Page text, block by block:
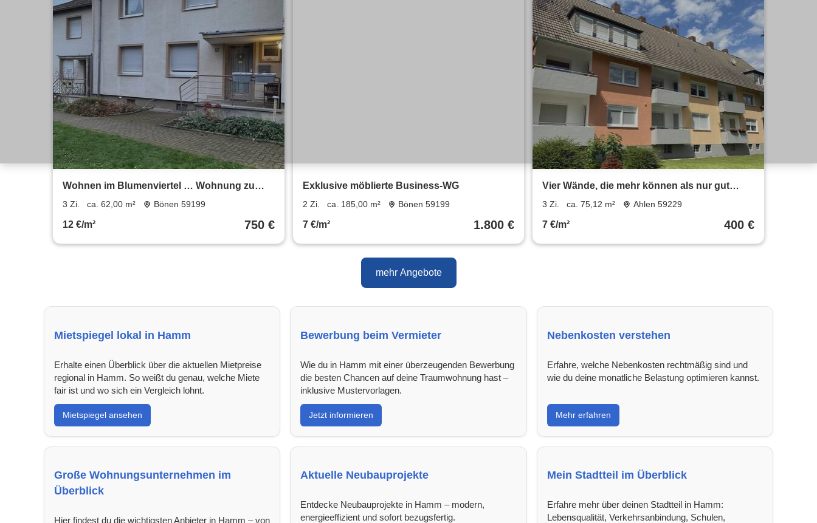
Wohnen im Blumenviertel … Wohnung zu
vermieten
3 Zi. ca. 62,00 m² Bönen 59199
12 €/m² 750 €
Exklusive möblierte Business-WG
2 Zi. ca. 185,00 m² Bönen 59199
7 €/m² 1.800 €
Vier Wände, die mehr können als nur gut
aussehen.
3 Zi. ca. 75,12 m² Ahlen 59229
7 €/m² 400 €
mehr Angebote
Mietspiegel lokal in Hamm
Erhalte einen Überblick über die aktuellen Mietpreise
regional in Hamm. So weißt du genau, welche Miete
fair ist und wo sich ein Vergleich lohnt.
Mietspiegel ansehen
Bewerbung beim Vermieter
Wie du in Hamm mit einer überzeugenden Bewerbung
die besten Chancen auf deine Traumwohnung hast –
inklusive Mustervorlagen.
Jetzt informieren
Nebenkosten verstehen
Erfahre, welche Nebenkosten rechtmäßig sind und
wie du deine monatliche Belastung optimieren kannst.
Mehr erfahren
Große Wohnungsunternehmen im
Überblick
Hier findest du die wichtigsten Anbieter in Hamm – von
Aktuelle Neubauprojekte
Entdecke Neubauprojekte in Hamm – modern,
energieeffizient und sofort bezugsfertig.
Mein Stadtteil im Überblick
Erfahre mehr über deinen Stadtteil in Hamm:
Lebensqualität, Verkehrsanbindung, Schulen,